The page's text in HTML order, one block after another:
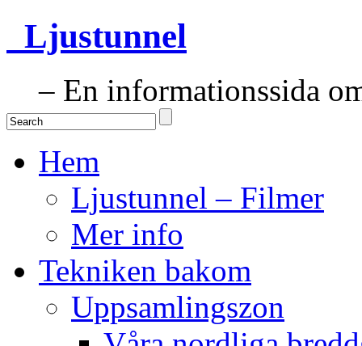
Ljustunnel
– En informationssida
Hem
Ljustunnel – Filmer
Mer info
Tekniken bakom
Uppsamlingszon